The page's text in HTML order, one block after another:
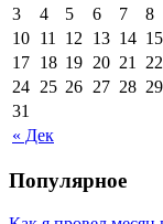
« Дек
3
4 5 6 7 8
10 11 12 13 14 15
17 18 19 20 21 22
24 25 26 27 28 29
31
Популярное